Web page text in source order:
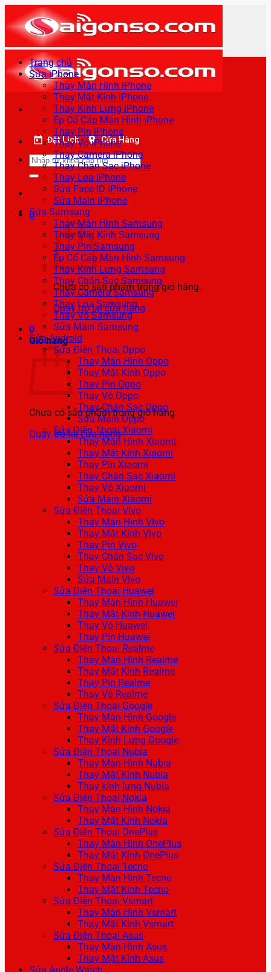
qua
nội
dung
Đặt Lịch Cửa Hàng
Tìm
kiếm:
0
Chưa có sản phẩm trong giỏ hàng.
Quay trở lại cửa hàng
0
Giỏ hàng
Chưa có sản phẩm trong giỏ hàng.
Quay trở lại cửa hàng
Trang chủ
Sửa iPhone
Thay Màn Hình iPhone
Thay Mặt Kính iPhone
Thay Kính Lưng iPhone
Ép Cổ Cáp Màn Hình iPhone
Thay Pin iPhone
Thay Vỏ iPhone
Thay Camera iPhone
Thay Chân Sạc iPhone
Thay Loa iPhone
Sửa Face ID iPhone
Sửa Main iPhone
Sửa Samsung
Thay Màn Hình Samsung
Thay Mặt Kính Samsung
Thay Pin Samsung
Ép Cổ Cáp Màn Hình Samsung
Thay Kính Lưng Samsung
Thay Chân Sạc Samsung
Thay Camera Samsung
Thay Loa Samsung
Thay Vỏ Samsung
Sửa Main Samsung
Sửa Android
Sửa Điện Thoại Oppo
Thay Màn Hình Oppo
Thay Mặt Kính Oppo
Thay Pin Oppo
Thay Vỏ Oppo
Thay Chân Sạc Oppo
Sửa Main Oppo
Sửa Điện Thoại Xiaomi
Thay Màn Hình Xiaomi
Thay Mặt Kính Xiaomi
Thay Pin Xiaomi
Thay Chân Sạc Xiaomi
Thay Vỏ Xiaomi
Sửa Main Xiaomi
Sửa Điện Thoại Vivo
Thay Màn Hình Vivo
Thay Mặt Kính Vivo
Thay Pin Vivo
Thay Chân Sạc Vivo
Thay Vỏ Vivo
Sửa Main Vivo
Sửa Điện Thoại Huawei
Thay Màn Hình Huawei
Thay Mặt Kính Huawei
Thay Vỏ Huawei
Thay Pin Huawei
Sửa Điện Thoại Realme
Thay Màn Hình Realme
Thay Mặt Kính Realme
Thay Pin Realme
Thay Vỏ Realme
Sửa Điện Thoại Google
Thay Màn Hình Google
Thay Mặt Kính Google
Thay Kính Lưng Google
Sửa Điện Thoại Nubia
Thay Màn Hình Nubia
Thay Mặt Kính Nubia
Thay kính lưng Nubia
Sửa Điện Thoại Nokia
Thay Màn Hình Nokia
Thay Mặt Kính Nokia
Sửa Điện Thoại OnePlus
Thay Màn Hình OnePlus
Thay Mặt Kính OnePlus
Sửa Điện Thoại Tecno
Thay Màn Hình Tecno
Thay Mặt Kính Tecno
Sửa Điện Thoại Vsmart
Thay Màn Hình Vsmart
Thay Mặt Kính Vsmart
Sửa Điện Thoại Asus
Thay Màn Hình Asus
Thay Mặt Kính Asus